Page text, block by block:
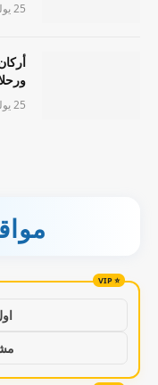
25 يوليو، 2026
25 يوليو، 2026